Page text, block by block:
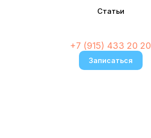
Статьи
+7 (915) 433 20 20
Записаться